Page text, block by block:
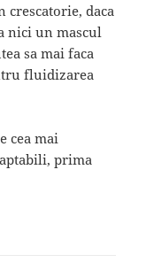
crescatorie, daca
nici un mascul
sa mai faca
fluidizarea
cea mai
prima